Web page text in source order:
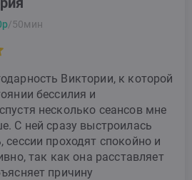
/50мин
Виктории, к которой
бессилия и
несколько сеансов мне
С ней сразу выстроилась
сессии проходят спокойно и
так как она расставляет
причину